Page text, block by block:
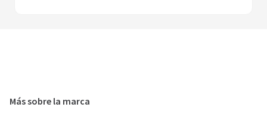
Más sobre la marca